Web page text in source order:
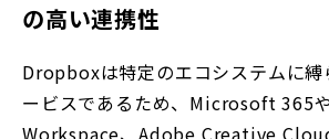
の高い連携性
Dropboxは特定のエコシステムに縛
ービスであるため、Microsoft 365
Workspace、Adobe Creative